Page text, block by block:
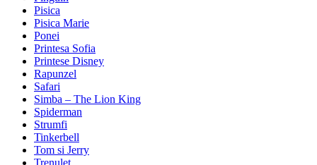
Pisica
Pisica Marie
Ponei
Printesa Sofia
Printese Disney
Rapunzel
Safari
Simba – The Lion King
Spiderman
Strumfi
Tinkerbell
Tom si Jerry